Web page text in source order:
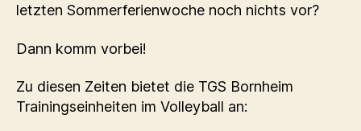
letzten Sommerferienwoche noch nichts vor?
Dann komm vorbei!
Zu diesen Zeiten bietet die TGS Bornheim
Trainingseinheiten im Volleyball an: